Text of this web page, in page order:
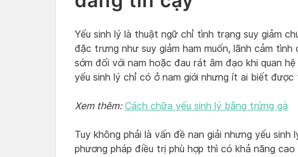
Yếu sinh lý là thuật ngữ chỉ tình trạng suy giảm
đặc trưng như suy giảm ham muốn, lãnh cảm
sớm đối với nam hoặc đau rát âm đạo khi quan
yếu sinh lý chỉ có ở nam giới nhưng ít ai biết
Xem thêm: Cách chữa yếu sinh lý bằng trứng gà
Tuy không phải là vấn đề nan giải nhưng yếu
phương pháp điều trị phù hợp thì có khả năng